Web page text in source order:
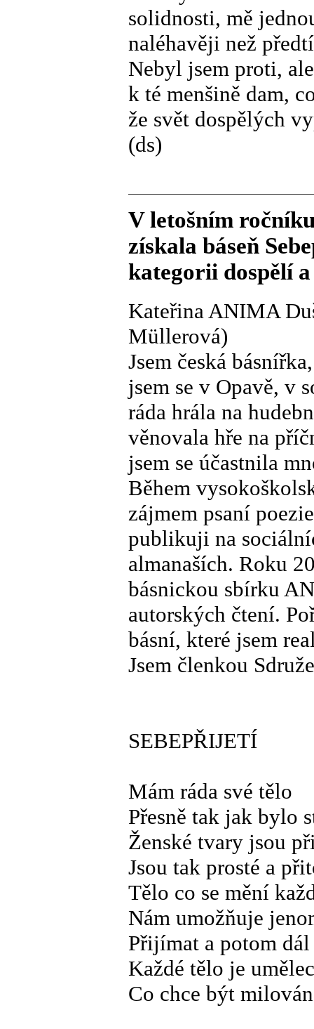
solidnosti, mě
naléhavěji než
Nebyl jsem proti,
k té menšině dam,
že svět dospělých
(ds)
V letošním
získala báseň
kategorii dospělí
Kateřina ANIMA
Müllerová)
Jsem česká
jsem se v Opavě, v
ráda hrála na
věnovala hře na
jsem se účastnila
Během
zájmem psaní
publikuji na
almanaších. Roku
básnickou sbírku
autorských čtení.
básní, které jsem
Jsem členkou
SEBEPŘIJETÍ
Mám ráda své tělo
Přesně tak jak bylo
Ženské tvary jsou
Jsou tak prosté a
Tělo co se mění
Nám umožňuje
Přijímat a potom
Každé tělo je
Co chce být